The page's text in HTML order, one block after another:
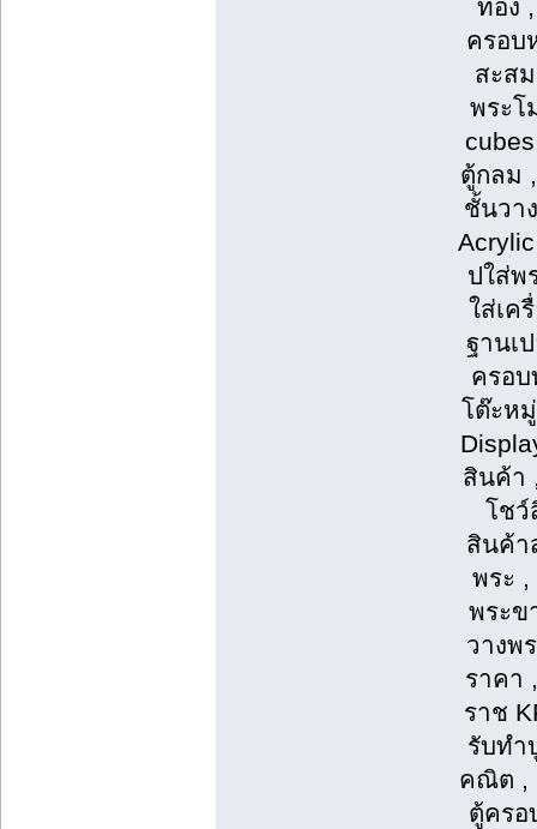
ทอง
ครอบ
สะส
พระโ
ตู้กลม
ชั้นวา
ปใส่พ
ใส่เค
ฐานเ
ครอ
โต๊ะห
สินค้า
โชว์
สินค้า
พระ ,
พระข
วางพ
ราคา
ราช
รับทำ
คณิต ,
ตู้ครอ